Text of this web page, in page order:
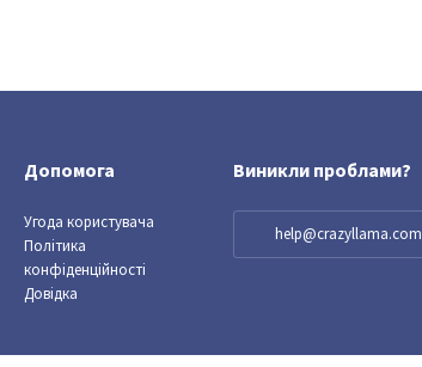
Допомога
Угода користувача
Політика
конфіденційності
Довідка
Виникли проблами?
help@crazyllama.com